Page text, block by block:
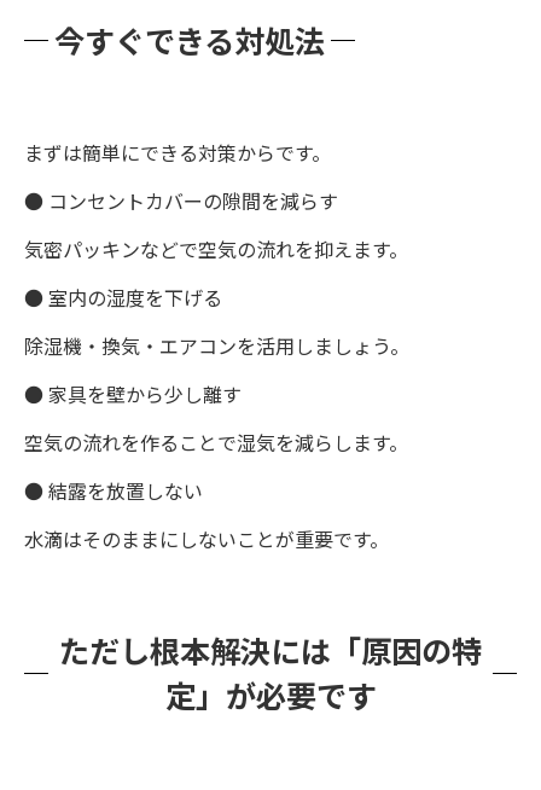
今すぐできる対処法
まずは簡単にできる対策からです。
● コンセントカバーの隙間を減らす
気密パッキンなどで空気の流れを抑えます。
● 室内の湿度を下げる
除湿機・換気・エアコンを活用しましょう。
● 家具を壁から少し離す
空気の流れを作ることで湿気を減らします。
● 結露を放置しない
水滴はそのままにしないことが重要です。
ただし根本解決には「原因の特
定」が必要です